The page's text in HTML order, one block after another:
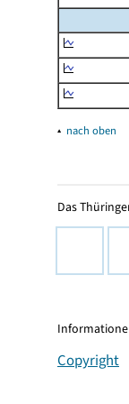
▴ nach oben
Das
Copyright